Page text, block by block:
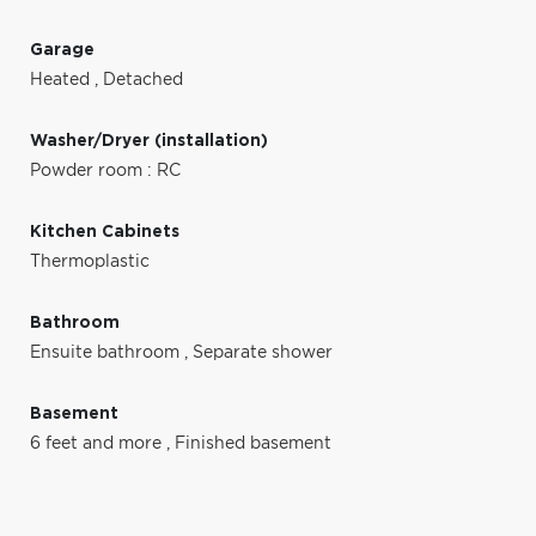
Garage
Heated , Detached
Washer/Dryer (installation)
Powder room : RC
Kitchen Cabinets
Thermoplastic
Bathroom
Ensuite bathroom , Separate shower
Basement
6 feet and more , Finished basement